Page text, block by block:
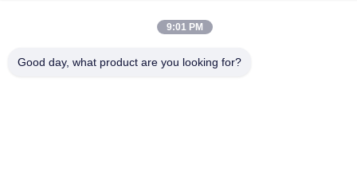
Politique en matière de protection de la vie privée
9:01 PM
Good day, what product are you looking for?